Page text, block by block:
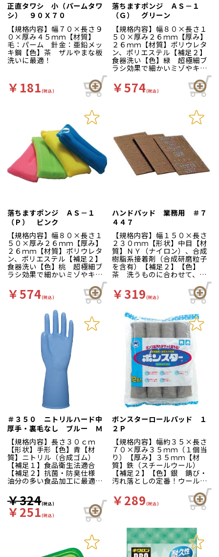
正直タワシ 小（パームタワ
シ） ９０Ｘ７０
【規格内容】幅７０×長さ９
０×厚み４５ｍｍ【材質】
毛：パーム 針金：亜鉛メッ
キ鋼【色】茶 ザルやまな板
洗いに最適！
￥181(税込)
落ちますポンジ ＡＳ－１
（Ｇ） グリーン
【規格内容】幅８０×長さ１
５０×厚み２６ｍｍ【厚み】
２６ｍｍ【材質】ポリウレタ
ン、ポリエステル【補足２】
食器洗い【色】緑 超極細ブ
ラシ効果で細かいミゾやキズ
に入り込み汚れを奥からかき
出します。
￥574(税込)
落ちますポンジ ＡＳ－１
（Ｐ） ピンク
【規格内容】幅８０×長さ１
５０×厚み２６ｍｍ【厚み】
２６ｍｍ【材質】ポリウレタ
ン、ポリエステル【補足２】
食器洗い【色】桃 超極細ブ
ラシ効果で細かいミゾやキズ
に入り込み汚れを奥からかき
出します。
￥574(税込)
ハンドパッド 業務用 ＃７
４４７
【規格内容】幅１５０×長さ
２３０ｍｍ【形状】中目【材
質】ＮＹ（ナイロン）、合成
樹脂系接着剤（合成研磨粒子
を含有）【補足２】【色】
茶 洗うものに合わせて、折
す。高耐久タイプ。汚れ落と
しからサビ落としまで使える
シートタイプのたわしです。
用途：鍋・釜・厨房機器の洗
浄、金属・陶器・床・壁など
の洗浄
￥319(税込)
＃３５０ ニトリルハード中
厚手・裏毛なし ブルー Ｍ
【規格内容】長さ３０ｃｍ
【形状】手形【色】青【材
質】ニトリル（合成ゴム）
【補足１】食品衛生法適合
【補足２】抗菌・防臭仕様
油分の多い食品加工に最適で
た耐性があり、突き刺しにも
強い丈夫な手袋です。裏面は
「ドライタッチ加工」を施し
ているので、着脱がスムーズ
し、充分乾燥させる事で衛生
的にお使いいただけます。食
品衛生法適合品。
￥324(税込)
￥251(税込)
ボンスターロールパッド １
２Ｐ
【規格内容】幅約３５×長さ
７０×厚み３５ｍｍ（１個当
り）【厚み】３５ｍｍ【材
質】鉄（スチールウール）
【補足２】【色】銀 錆び・
汚れ落としの定番！ウール状
に加工したパッドです。手触
りがソフトで自由な形にな
り、サビや汚れを落とし均一
￥289(税込)